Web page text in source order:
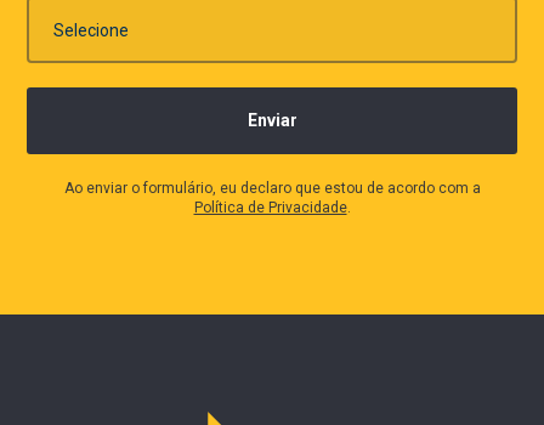
Ao enviar o formulário, eu declaro que estou de acordo com a
Política de Privacidade.